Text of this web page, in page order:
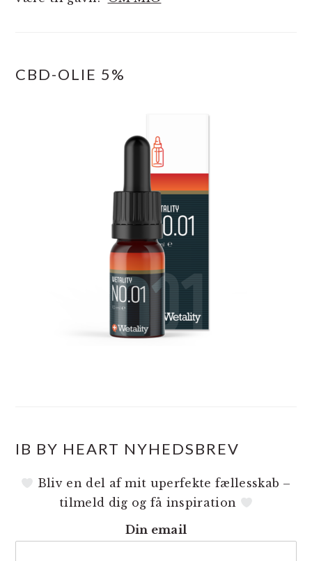
CBD-OLIE 5%
IB BY HEART NYHEDSBREV
Bliv en del af mit uperfekte fællesskab –
tilmeld dig og få inspiration
Din email